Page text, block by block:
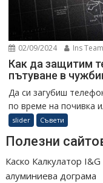
02/09/2024 Ins Team
Как да защитим
пътуване в
Да си загубиш
по време на почивка
slider Съвети
Полезни
Каско Калкулатор I&G
алуминиева дограма